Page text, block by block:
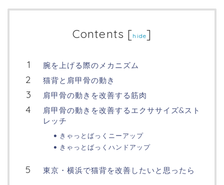
Contents [hide]
腕を上げる際のメカニズム
猫背と肩甲骨の動き
肩甲骨の動きを改善する筋肉
肩甲骨の動きを改善するエクササイズ&スト
レッチ
きゃっとばっくニーアップ
きゃっとばっくハンドアップ
東京・横浜で猫背を改善したいと思ったら